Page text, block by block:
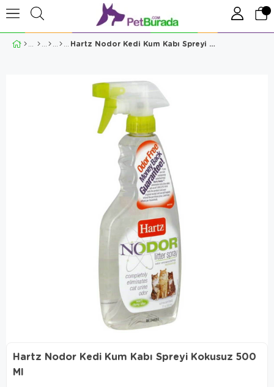
Hartz Nodor Kedi Kum Kabı Spreyi Kokusuz 500 Ml
Hartz Nodor Kedi Kum Kabı Spreyi Kokusuz 500
Ml